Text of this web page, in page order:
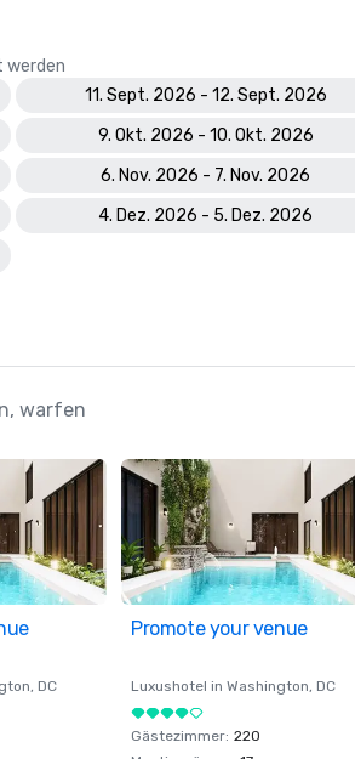
werden
11. Sept. 2026 - 12. Sept. 2026
9. Okt. 2026 - 10. Okt. 2026
6. Nov. 2026 - 7. Nov. 2026
4. Dez. 2026 - 5. Dez. 2026
warfen
, DC
Promote your venue
Luxushotel in Washington, DC
Gästezimmer: 220